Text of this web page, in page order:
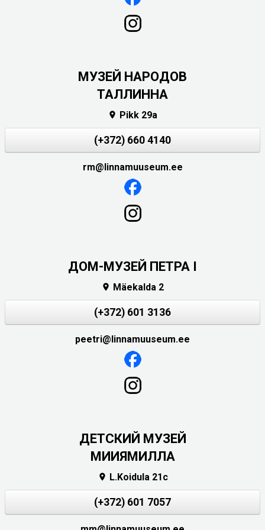
MУЗЕЙ НАРОДОВ
ТАЛЛИННА
 Pikk 29a
(+372) 660 4140
rm@linnamuuseum.ee
ДОМ-МУЗЕЙ ПЕТРА I
 Mäekalda 2
(+372) 601 3136
peetri@linnamuuseum.ee
ДЕТСКИЙ МУЗЕЙ
МИИЯМИЛЛА
 L.Koidula 21c
(+372) 601 7057